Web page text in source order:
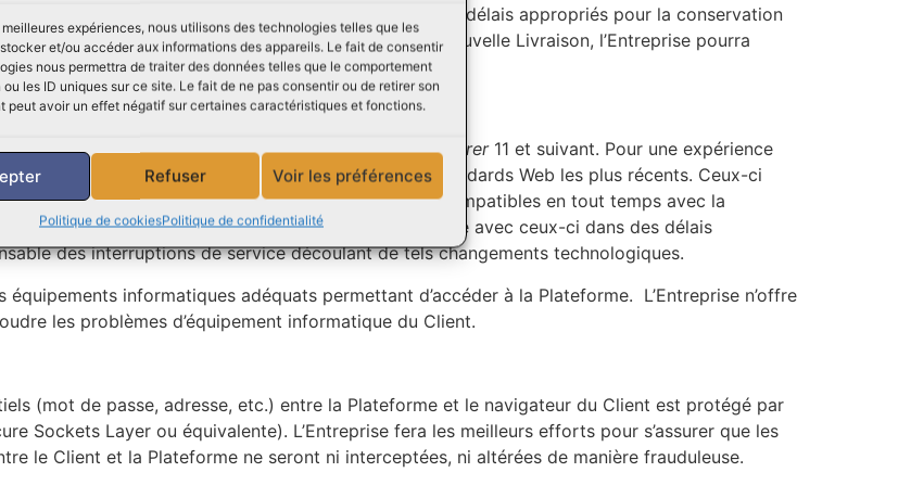
expériences, nous utilisons des technologies telles que les
et/ou accéder aux informations des appareils. Le fait de consentir
nous permettra de traiter des données telles que le comportement
les ID uniques sur ce site. Le fait de ne pas consentir ou de retirer son
peut avoir un effet négatif sur certaines caractéristiques et fonctions.
Refuser Voir les préférences
Politique de cookiesPolitique de confidentialité
pas possible d’établir une Nouvelle Livraison dans des délais appropriés pour la conservation
si le Client omet de se rendre disponible pour la Nouvelle Livraison, l’Entreprise pourra
offert au Client pour les denrées non livrées.
au moyen des navigateurs WebWindows Internet Explorer 11 et suivant. Pour une expérience
des navigateurs les plus respectueux des standards Web les plus récents. Ceux-ci
ne peut garantir que ces navigateurs seront compatibles en tout temps avec la
à tenter de rétablir la compatibilité de la Plateforme avec ceux-ci dans des délais
des interruptions de service découlant de tels changements technologiques.
équipements informatiques adéquats permettant d’accéder à la Plateforme. L’Entreprise n’offre
les problèmes d’équipement informatique du Client.
(mot de passe, adresse, etc.) entre la Plateforme et le navigateur du Client est protégé par
Sockets Layer ou équivalente). L’Entreprise fera les meilleurs efforts pour s’assurer que les
le Client et la Plateforme ne seront ni interceptées, ni altérées de manière frauduleuse.